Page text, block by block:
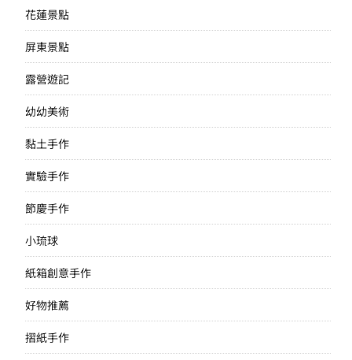
花蓮景點
屏東景點
露營遊記
幼幼美術
黏土手作
實驗手作
節慶手作
小琉球
紙箱創意手作
好物推薦
摺紙手作